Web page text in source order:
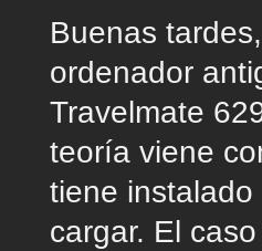
Buenas
ordenador
Travelmate
teoría viene
tiene
cargar. El